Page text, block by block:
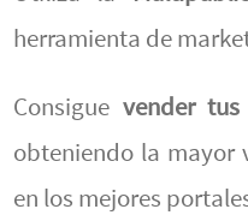
herramienta de
Consigue vender
obteniendo la mayor
en los mejores